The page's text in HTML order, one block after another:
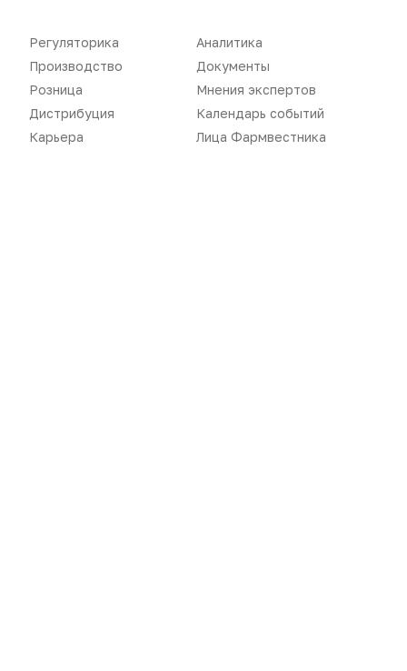
Розница
Дистрибуция
Карьера
Интервью
Оформить подписку
Регуляторика
Производство
Розница
Дистрибуция
Карьера
Аналитика
Документы
Мнения экспертов
Календарь событий
Лица Фармвестника